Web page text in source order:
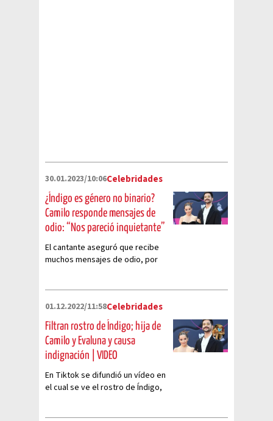
30.01.2023/10:06Celebridades
¿Índigo es género no binario?
Camilo responde mensajes de
odio: “Nos pareció inquietante”
El cantante aseguró que recibe
muchos mensajes de odio, por
01.12.2022/11:58Celebridades
Filtran rostro de Índigo; hija de
Camilo y Evaluna y causa
indignación | VIDEO
En Tiktok se difundió un vídeo en
el cual se ve el rostro de Índigo,